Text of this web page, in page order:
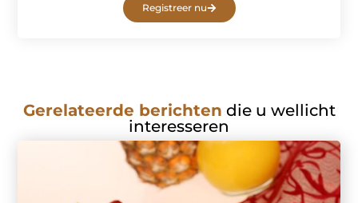
Registreer nu
Gerelateerde berichten die u wellicht
interesseren